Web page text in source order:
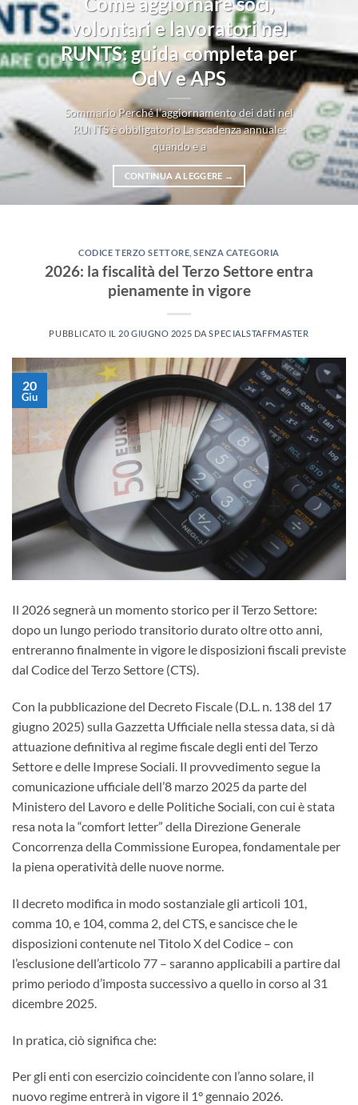
volontari e lavoratori nel
RUNTS: guida completa per
OdV e APS
Sommario Perché l’aggiornamento dei dati nel
RUNTS è obbligatorio La scadenza annuale:
quando e a
CONTINUA A LEGGERE →
CODICE TERZO SETTORE ,SENZA CATEGORIA
2026: la fiscalità del Terzo Settore entra
pienamente in vigore
PUBBLICATO IL 20 GIUGNO 2025 DASPECIALSTAFFMASTER
20
Giu
Il 2026 segnerà un momento storico per il Terzo Settore:
dopo un lungo periodo transitorio durato oltre otto anni,
entreranno finalmente in vigore le disposizioni fiscali previste
dal Codice del Terzo Settore (CTS).
Con la pubblicazione del Decreto Fiscale (D.L. n. 138 del 17
giugno 2025) sulla Gazzetta Ufficiale nella stessa data, si dà
attuazione definitiva al regime fiscale degli enti del Terzo
Settore e delle Imprese Sociali. Il provvedimento segue la
comunicazione ufficiale dell’8 marzo 2025 da parte del
Ministero del Lavoro e delle Politiche Sociali, con cui è stata
resa nota la “comfort letter” della Direzione Generale
Concorrenza della Commissione Europea, fondamentale per
la piena operatività delle nuove norme.
Il decreto modifica in modo sostanziale gli articoli 101,
comma 10, e 104, comma 2, del CTS, e sancisce che le
disposizioni contenute nel Titolo X del Codice – con
l’esclusione dell’articolo 77 – saranno applicabili a partire dal
primo periodo d’imposta successivo a quello in corso al 31
dicembre 2025.
In pratica, ciò significa che:
Per gli enti con esercizio coincidente con l’anno solare, il
nuovo regime entrerà in vigore il 1° gennaio 2026.